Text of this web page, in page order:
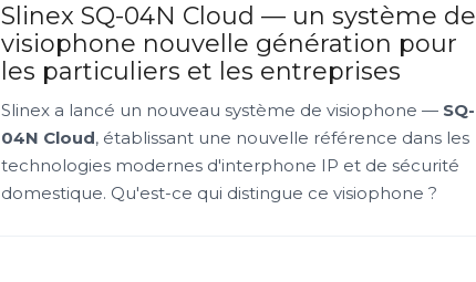
Slinex SQ-04N Cloud — un système de
visiophone nouvelle génération pour
les particuliers et les entreprises
Slinex a lancé un nouveau système de visiophone — SQ-
04N Cloud, établissant une nouvelle référence dans les
technologies modernes d'interphone IP et de sécurité
domestique. Qu'est-ce qui distingue ce visiophone ?